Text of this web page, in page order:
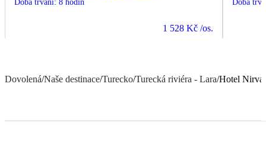
Doba trvání: 8 hodin
1 528 Kč /os.
Doba
Dovolená/Naše destinace/Turecko/Turecká riviéra - Lara/Hotel